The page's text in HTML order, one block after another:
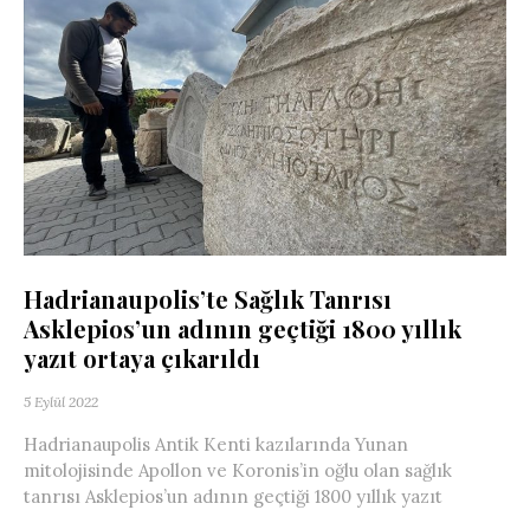
Hadrianaupolis’te Sağlık Tanrısı
Asklepios’un adının geçtiği 1800 yıllık
yazıt ortaya çıkarıldı
5 Eylül 2022
Hadrianaupolis Antik Kenti kazılarında Yunan
mitolojisinde Apollon ve Koronis’in oğlu olan sağlık
tanrısı Asklepios’un adının geçtiği 1800 yıllık yazıt